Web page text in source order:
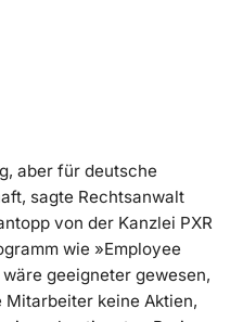
aber für deutsche
sagte Rechtsanwalt
von der Kanzlei PXR
wie »Employee
geeigneter gewesen,
Mitarbeiter keine Aktien,